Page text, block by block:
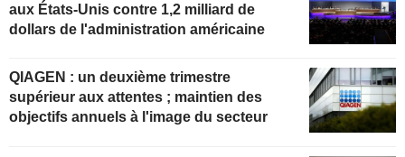
aux États-Unis contre 1,2 milliard de
dollars de l'administration américaine
QIAGEN : un deuxième trimestre
supérieur aux attentes ; maintien des
objectifs annuels à l'image du secteur